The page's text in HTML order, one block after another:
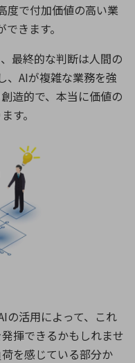
度で付加価値の高い業
きます。
最終的な判断は人間の
AIが複雑な業務を強
造的で、本当に価値の
す。
の活用によって、これ
揮できるかもしれませ
を感じている部分か